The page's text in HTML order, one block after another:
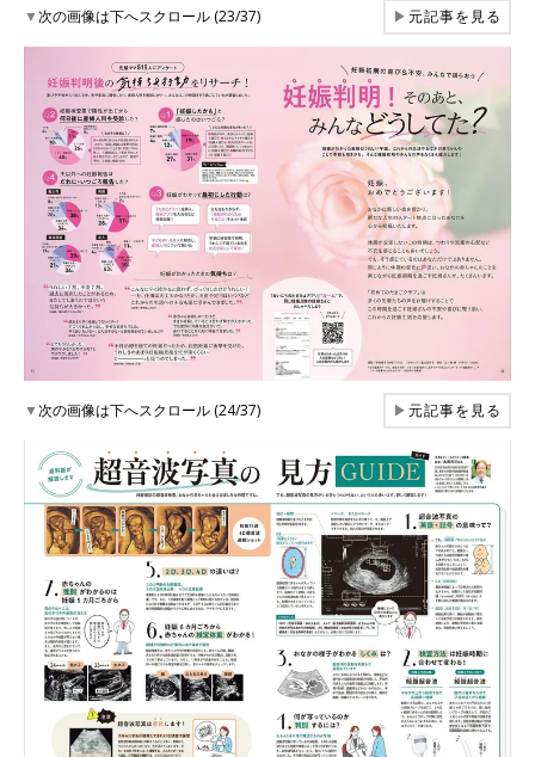
▼次の画像は下へスクロール (23/37) ▶元記事を見る
▼次の画像は下へスクロール (24/37) ▶元記事を見る